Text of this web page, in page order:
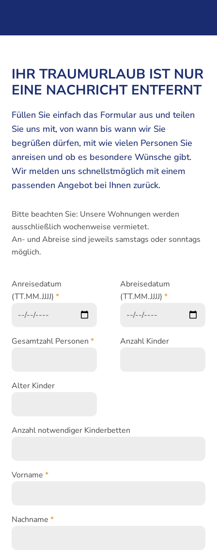
IHR TRAUMURLAUB IST NUR
EINE NACHRICHT ENTFERNT
Füllen Sie einfach das Formular aus und teilen
Sie uns mit, von wann bis wann wir Sie
begrüßen dürfen, mit wie vielen Personen Sie
anreisen und ob es besondere Wünsche gibt.
Wir melden uns schnellstmöglich mit einem
passenden Angebot bei Ihnen zurück.
Bitte beachten Sie: Unsere Wohnungen werden
ausschließlich wochenweise vermietet.
An- und Abreise sind jeweils samstags oder sonntags
möglich.
Anreisedatum
(TT.MM.JJJJ) *
Abreisedatum
(TT.MM.JJJJ) *
Gesamtzahl Personen * Anzahl Kinder
Alter Kinder
Anzahl notwendiger Kinderbetten
Vorname *
Nachname *